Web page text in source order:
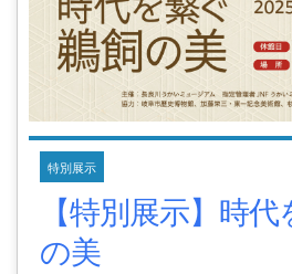
特別展示
【特別展示】時
の美